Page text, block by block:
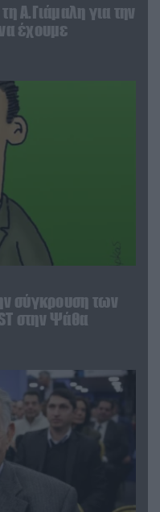
Α.Γιάμαλη για την
έχουμε
σύγκρουση των
στην Ψάθα